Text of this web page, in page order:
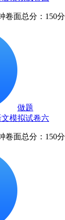
卷面总分：150分
做题
文模拟试卷六
卷面总分：150分